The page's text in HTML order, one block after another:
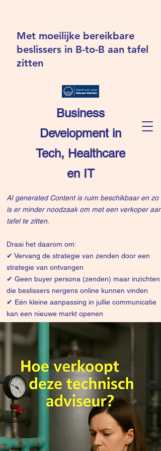
Business
Development in
Tech, Healthcare
en IT
Met moeilijke bereikbare
beslissers in B-to-B aan tafel
zitten
AI generated Content is ruim beschikbaar en zo
is er minder noodzaak om met een verkoper aan
tafel te zitten.
Draai het daarom om:
✔ Vervang de strategie van zenden door een
strategie van ontvangen
✔ Geen buyer persona (zenden) maar inzichten
die beslissers nergens online kunnen vinden
✔ Eén kleine aanpassing in jullie communicatie
kan een nieuwe markt openen